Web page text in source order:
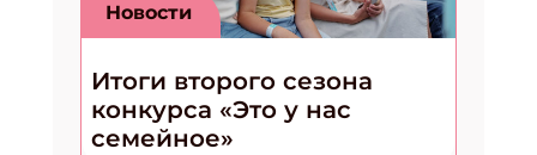
Новости
Итоги второго сезона
конкурса «Это у нас
семейное»